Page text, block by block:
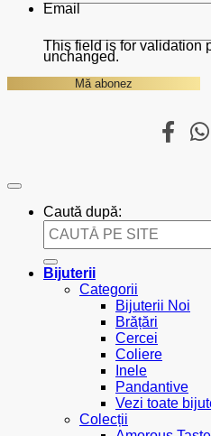
Email
This field is for validation
unchanged.
Caută după:
Bijuterii
Categorii
Bijuterii Noi
Brățări
Cercei
Coliere
Inele
Pandantive
Vezi toate
Colecții